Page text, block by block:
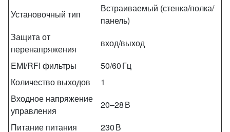
Установочный тип
Встраиваемый (стенка/полка/
панель)
Защита от
перенапряжения
вход/выход
EMI/RFI фильтры
50/60 Гц
Количество выходов
1
Входное напряжение
управления
20–28 В
Питание питания
230 В